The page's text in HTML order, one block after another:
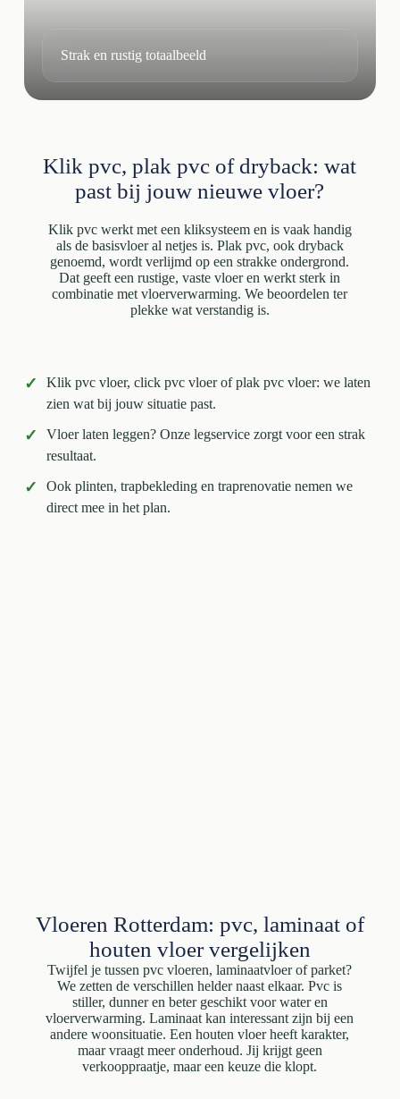
Strak en rustig totaalbeeld
Klik pvc, plak pvc of dryback: wat
past bij jouw nieuwe vloer?
Klik pvc werkt met een kliksysteem en is vaak handig
als de basisvloer al netjes is. Plak pvc, ook dryback
genoemd, wordt verlijmd op een strakke ondergrond.
Dat geeft een rustige, vaste vloer en werkt sterk in
combinatie met vloerverwarming. We beoordelen ter
plekke wat verstandig is.
✓
Klik pvc vloer, click pvc vloer of plak pvc vloer: we laten
zien wat bij jouw situatie past.
✓
Vloer laten leggen? Onze legservice zorgt voor een strak
resultaat.
✓
Ook plinten, trapbekleding en traprenovatie nemen we
direct mee in het plan.
Vloeren Rotterdam: pvc, laminaat of
houten vloer vergelijken
Twijfel je tussen pvc vloeren, laminaatvloer of parket?
We zetten de verschillen helder naast elkaar. Pvc is
stiller, dunner en beter geschikt voor water en
vloerverwarming. Laminaat kan interessant zijn bij een
andere woonsituatie. Een houten vloer heeft karakter,
maar vraagt meer onderhoud. Jij krijgt geen
verkooppraatje, maar een keuze die klopt.